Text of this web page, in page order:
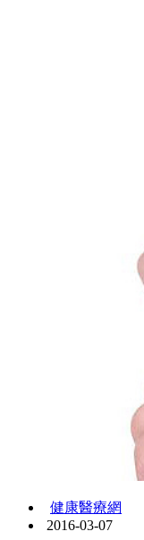
健康醫療網
2016-03-07